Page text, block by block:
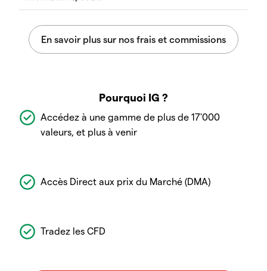
Pourquoi IG ?
Accédez à une gamme de plus de 17'000
valeurs, et plus à venir
Accès Direct aux prix du Marché (DMA)
Tradez les CFD